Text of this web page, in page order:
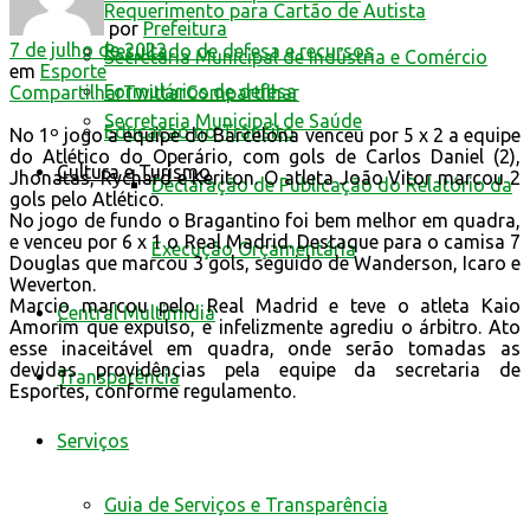
Requerimento para Cartão de Autista
Resultado de defesa e recursos
Formulários de defesa
Educação no Trânsito
Cultura e Turismo
Secretaria Municipal de Indústria e Comércio
Secretaria Municipal de Saúde
Declaração de Publicação do Relatório da
Execução Orçamentária
Central Multimídia
Transparência
Serviços
Guia de Serviços e Transparência
por Prefeitura
7 de julho de 2022
em Esporte
CompartilharTwittarCompartilhar
No 1º jogo a equipe do Barcelona venceu por 5 x 2 a equipe
do Atlético do Operário, com gols de Carlos Daniel (2),
Jhonatas, Rychard e Keriton. O atleta João Vitor marcou 2
gols pelo Atlético.
No jogo de fundo o Bragantino foi bem melhor em quadra,
e venceu por 6 x 1 o Real Madrid. Destaque para o camisa 7
Douglas que marcou 3 gols, seguido de Wanderson, Icaro e
Weverton.
Marcio marcou pelo Real Madrid e teve o atleta Kaio
Amorim que expulso, e infelizmente agrediu o árbitro. Ato
esse inaceitável em quadra, onde serão tomadas as
devidas providências pela equipe da secretaria de
Esportes, conforme regulamento.